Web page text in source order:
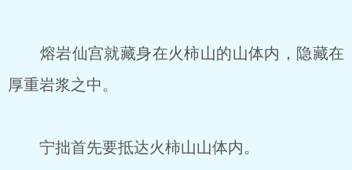
熔岩仙宫就藏身在火柿山的山体内，隐藏在
厚重岩浆之中。
宁拙首先要抵达火柿山山体内。